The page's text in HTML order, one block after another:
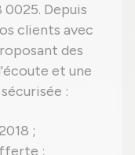
Depuis
clients avec
des
et une
:
;
;